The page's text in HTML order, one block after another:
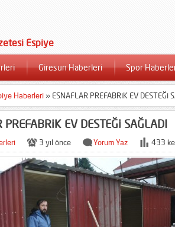
Giresun Haberleri Spor
Haberleri » ESNAFLAR PREFABRiK EV DESTEĞi
PREFABRiK EV DESTEĞi SAĞLADI
3 yıl önce Yorum Yaz 433